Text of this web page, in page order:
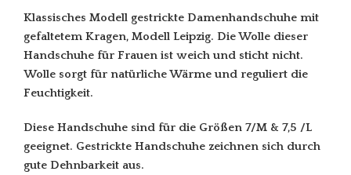
Klassisches Modell gestrickte Damenhandschuhe mit
gefaltetem Kragen, Modell Leipzig. Die Wolle dieser
Handschuhe für Frauen ist weich und sticht nicht.
Wolle sorgt für natürliche Wärme und reguliert die
Feuchtigkeit.
Diese Handschuhe sind für die Größen 7/M & 7,5 /L
geeignet. Gestrickte Handschuhe zeichnen sich durch
gute Dehnbarkeit aus.